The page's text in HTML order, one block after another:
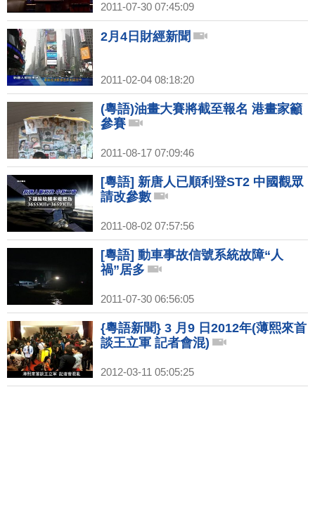
2011-07-30 07:45:09
2月4日財經新聞
2011-02-04 08:18:20
(粵語)油畫大賽將截至報名 港畫家籲
參賽
2011-08-17 07:09:46
[粵語] 新唐人已順利登ST2 中國觀眾
請改參數
2011-08-02 07:57:56
[粵語] 動車事故信號系統故障“人
禍”居多
2011-07-30 06:56:05
{粵語新聞} 3 月9 日2012年(薄熙來首
談王立軍 記者會混)
2012-03-11 05:05:25